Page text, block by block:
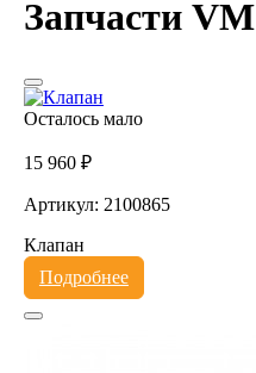
Запчасти VM
Осталось мало
15 960 ₽
Артикул: 2100865
Клапан
Подробнее